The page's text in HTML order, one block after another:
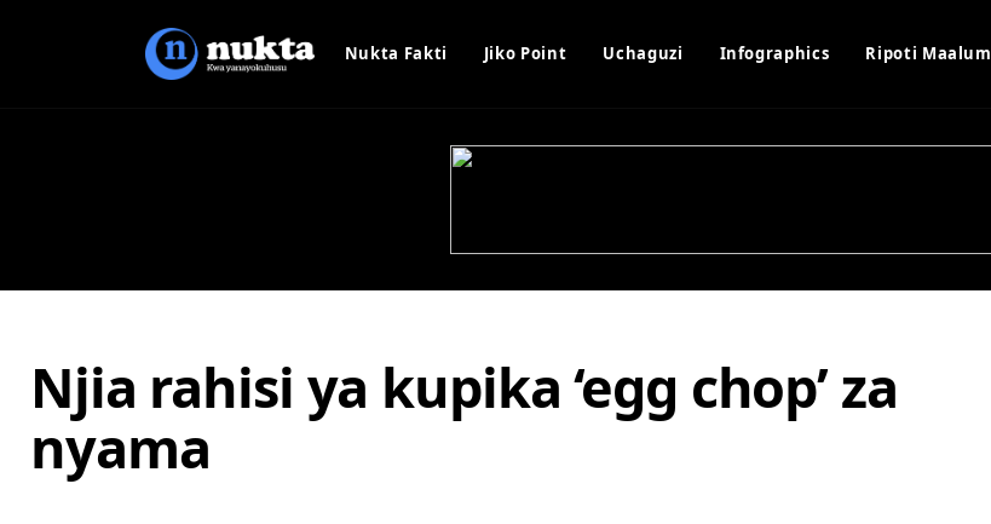
Nukta Fakti Jiko Point Uchaguzi Infographics Ripoti Maalum
Njia rahisi ya kupika ‘egg chop’ za
nyama